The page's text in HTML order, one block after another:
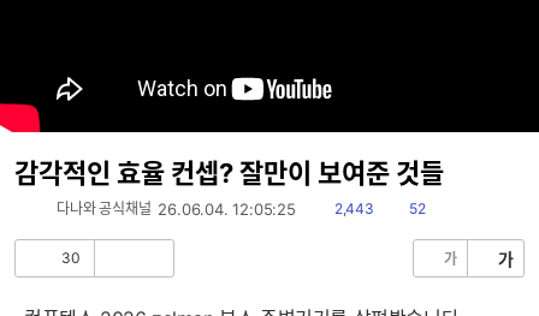
감각적인 효율 컨셉? 잘만이 보여준 것들
다나와 공식채널 26.06.04. 12:05:25
읽
2,443
댓
52
공30
감
가 가